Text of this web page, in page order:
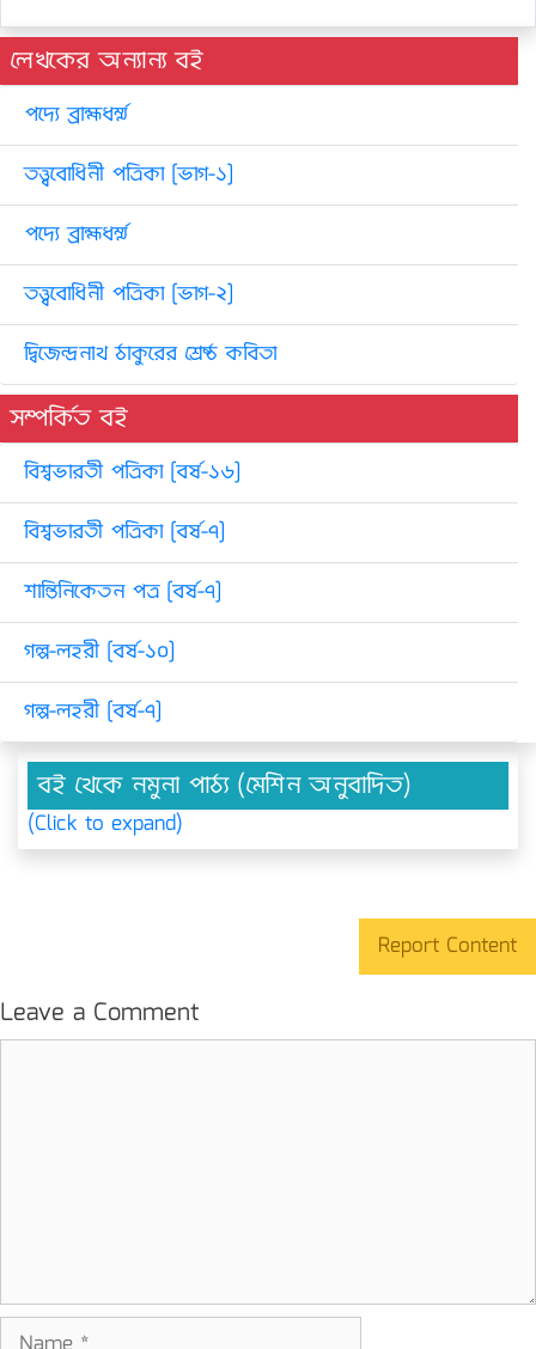
লেখকের অন্যান্য বই
পদ্যে ব্রাহ্মধর্ম্ম
তত্ত্ববোধিনী পত্রিকা [ভাগ-১]
পদ্যে ব্রাহ্মধর্ম্ম
তত্ত্ববোধিনী পত্রিকা [ভাগ-২]
দ্বিজেন্দ্রনাথ ঠাকুরের শ্রেষ্ঠ কবিতা
সম্পর্কিত বই
বিশ্বভারতী পত্রিকা [বর্ষ-১৬]
বিশ্বভারতী পত্রিকা [বর্ষ-৭]
শান্তিনিকেতন পত্র [বর্ষ-৭]
গল্প-লহরী [বর্ষ-১০]
গল্প-লহরী [বর্ষ-৭]
বই থেকে নমুনা পাঠ্য (মেশিন অনুবাদিত)
(Click to expand)
Report Content
Leave a Comment
Name